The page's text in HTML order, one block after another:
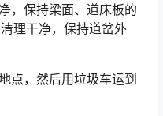
，保持梁面、道床板的
理干净，保持道岔外
点，然后用垃圾车运到